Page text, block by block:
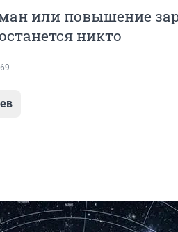
или повышение
никто